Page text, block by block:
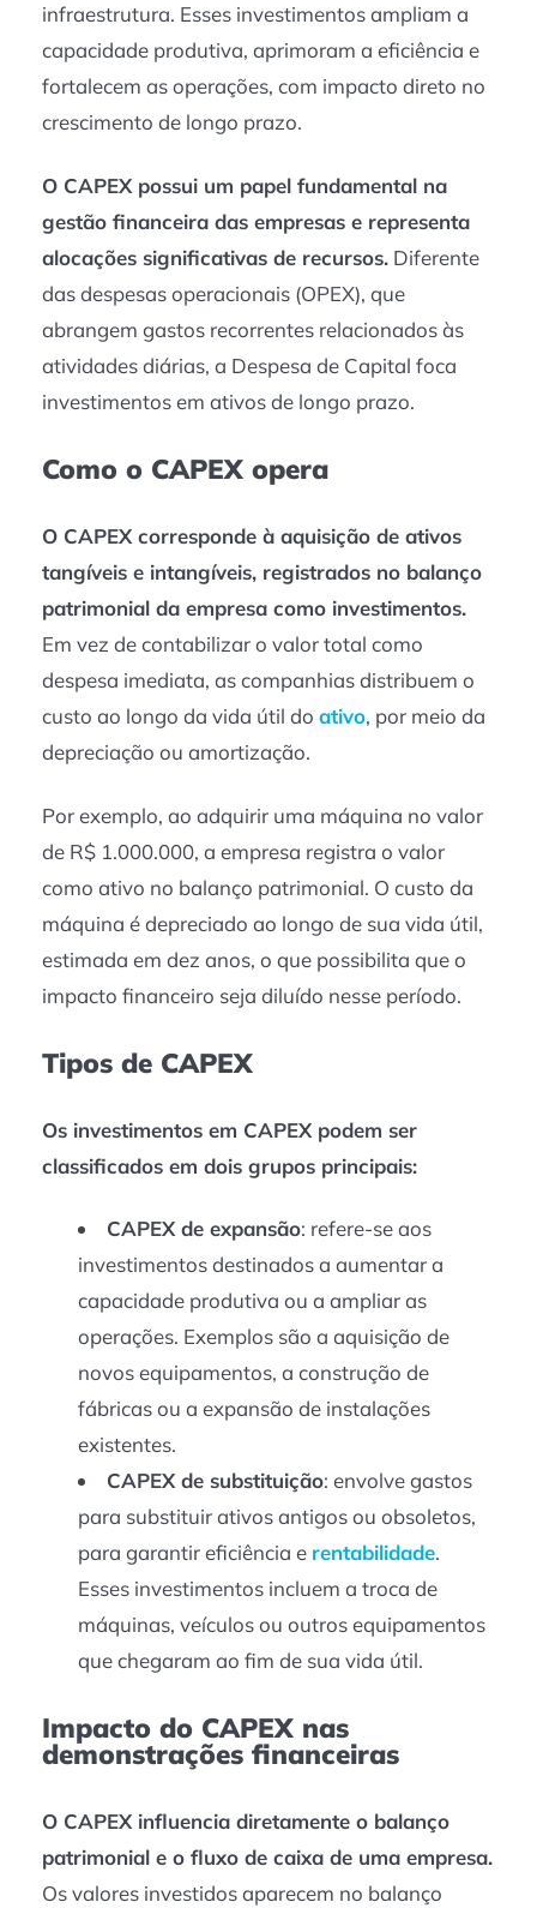
infraestrutura. Esses investimentos ampliam a
capacidade produtiva, aprimoram a eficiência e
fortalecem as operações, com impacto direto no
crescimento de longo prazo.
O CAPEX possui um papel fundamental na
gestão financeira das empresas e representa
alocações significativas de recursos. Diferente
das despesas operacionais (OPEX), que
abrangem gastos recorrentes relacionados às
atividades diárias, a Despesa de Capital foca
investimentos em ativos de longo prazo.
Como o CAPEX opera
O CAPEX corresponde à aquisição de ativos
tangíveis e intangíveis, registrados no balanço
patrimonial da empresa como investimentos.
Em vez de contabilizar o valor total como
despesa imediata, as companhias distribuem o
custo ao longo da vida útil doativo, por meio da
depreciação ou amortização.
Por exemplo, ao adquirir uma máquina no valor
de R$ 1.000.000, a empresa registra o valor
como ativo no balanço patrimonial. O custo da
máquina é depreciado ao longo de sua vida útil,
estimada em dez anos, o que possibilita que o
impacto financeiro seja diluído nesse período.
Tipos de CAPEX
Os investimentos em CAPEX podem ser
classificados em dois grupos principais:
CAPEX de expansão: refere-se aos
investimentos destinados a aumentar a
capacidade produtiva ou a ampliar as
operações. Exemplos são a aquisição de
novos equipamentos, a construção de
fábricas ou a expansão de instalações
existentes.
CAPEX de substituição: envolve gastos
para substituir ativos antigos ou obsoletos,
para garantir eficiência e rentabilidade.
Esses investimentos incluem a troca de
máquinas, veículos ou outros equipamentos
que chegaram ao fim de sua vida útil.
Impacto do CAPEX nas
demonstrações financeiras
O CAPEX influencia diretamente o balanço
patrimonial e o fluxo de caixa de uma empresa.
Os valores investidos aparecem no balanço